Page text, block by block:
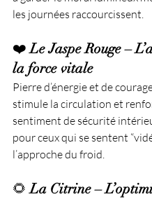
les journées raccourcissent.
❤️ Le Jaspe Rouge –
la force vitale
Pierre d’énergie et de
stimule la circulation et
sentiment de sécurité
pour ceux qui se sentent
l’approche du froid.
🌻 La Citrine –